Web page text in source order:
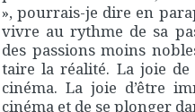
», pourrais-je dire en
vivre au rythme de sa
des passions moins
taire la réalité. La joie
cinéma. La joie d’être
cinéma et de se plonger